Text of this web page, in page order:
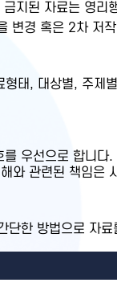
지된 자료는 영리
변경 혹은 2차 저
태, 대상별, 주제
를 우선으로 합니
와 관련된 책임은
단한 방법으로 자